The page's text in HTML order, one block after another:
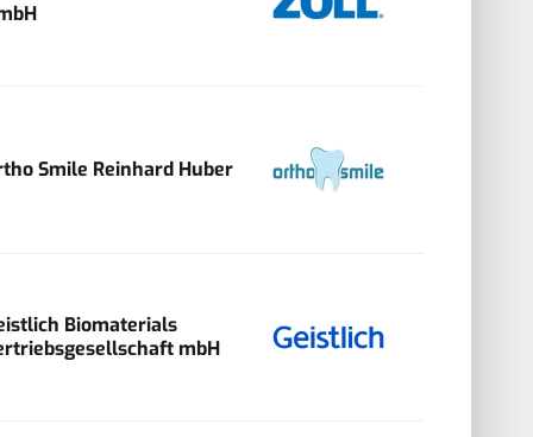
Smile Reinhard Huber
Biomaterials
mbH